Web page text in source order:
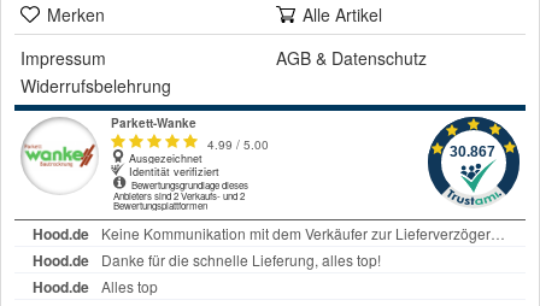
Merken
Alle Artikel
Impressum
AGB & Datenschutz
Widerrufsbelehrung